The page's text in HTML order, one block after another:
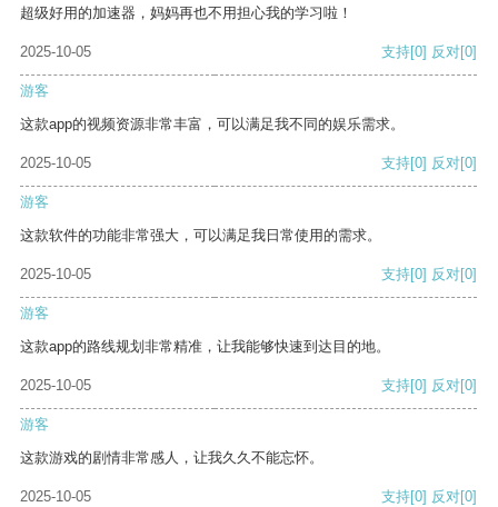
超级好用的加速器，妈妈再也不用担心我的学习啦！
2025-10-05 支持[0] 反对[0]
游客
这款app的视频资源非常丰富，可以满足我不同的娱乐需求。
2025-10-05 支持[0] 反对[0]
游客
这款软件的功能非常强大，可以满足我日常使用的需求。
2025-10-05 支持[0] 反对[0]
游客
这款app的路线规划非常精准，让我能够快速到达目的地。
2025-10-05 支持[0] 反对[0]
游客
这款游戏的剧情非常感人，让我久久不能忘怀。
2025-10-05 支持[0] 反对[0]